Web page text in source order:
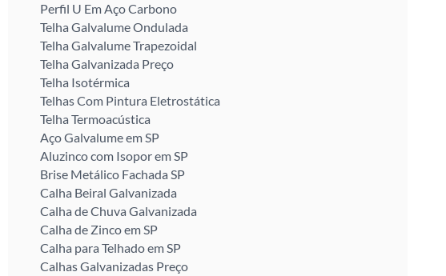
Perfil U Em Aço Carbono
Telha Galvalume Ondulada
Telha Galvalume Trapezoidal
Telha Galvanizada Preço
Telha Isotérmica
Telhas Com Pintura Eletrostática
Telha Termoacústica
Aço Galvalume em SP
Aluzinco com Isopor em SP
Brise Metálico Fachada SP
Calha Beiral Galvanizada
Calha de Chuva Galvanizada
Calha de Zinco em SP
Calha para Telhado em SP
Calhas Galvanizadas Preço